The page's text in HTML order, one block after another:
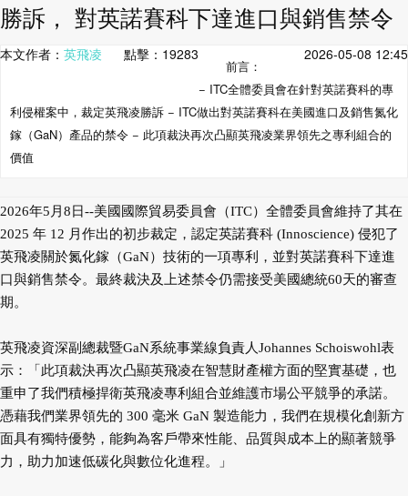
勝訴， 對英諾賽科下達進口與銷售禁令
本文作者： 英飛凌 點擊： 19283 2026-05-08 12:45
前言：
− ITC全體委員會在針對英諾賽科的專
利侵權案中，裁定英飛凌勝訴 − ITC做出對英諾賽科在美國進口及銷售氮化
鎵（GaN）產品的禁令 − 此項裁決再次凸顯英飛凌業界領先之專利組合的
價值
2026年5月8日--美國國際貿易委員會（ITC）全體委員會維持了其在
2025 年 12 月作出的初步裁定，認定英諾賽科 (Innoscience) 侵犯了
英飛凌關於氮化鎵（GaN）技術的一項專利，並對英諾賽科下達進
口與銷售禁令。最終裁決及上述禁令仍需接受美國總統60天的審查
期。
英飛凌資深副總裁暨GaN系統事業線負責人Johannes Schoiswohl表
示：「此項裁決再次凸顯英飛凌在智慧財產權方面的堅實基礎，也
重申了我們積極捍衛英飛凌專利組合並維護市場公平競爭的承諾。
憑藉我們業界領先的 300 毫米 GaN 製造能力，我們在規模化創新方
面具有獨特優勢，能夠為客戶帶來性能、品質與成本上的顯著競爭
力，助力加速低碳化與數位化進程。」